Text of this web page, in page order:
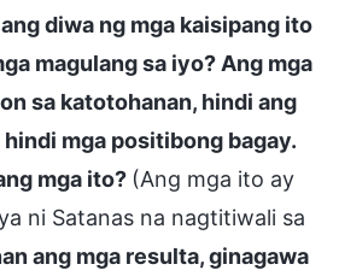
diwa ng mga kaisipang ito
magulang sa iyo? Ang mga
sa katotohanan, hindi ang
mga positibong bagay.
mga ito? (Ang mga ito ay
ni Satanas na nagtitiwali sa
ang mga resulta, ginagawa